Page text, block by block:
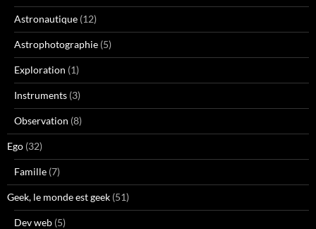
Astronautique (12)
Astrophotographie (5)
Exploration (1)
Instruments (3)
Observation (8)
Ego (32)
Famille (7)
Geek, le monde est geek (51)
Dev web (5)